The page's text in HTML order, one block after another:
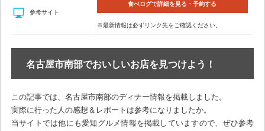
参考サイト
食べログで詳細を見る・予約する
※最新情報は必ずリンク先をご確認ください。
名古屋市南部でおいしいお店を見つけよう！
この記事では、名古屋市南部のディナー情報を掲載しました。
実際に行った人の感想＆レポートは参考になりましたか。
当サイトでは他にも愛知グルメ情報を掲載していますので、ぜひ参考